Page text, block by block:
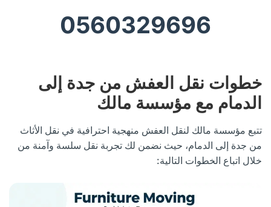
0560329696
خطوات نقل العفش من جدة إلى
الدمام مع مؤسسة مالك
تتبع مؤسسة مالك لنقل العفش منهجية احترافية في نقل الأثاث
من جدة إلى الدمام، حيث نضمن لك تجربة نقل سلسة وآمنة من
خلال اتباع الخطوات التالية: